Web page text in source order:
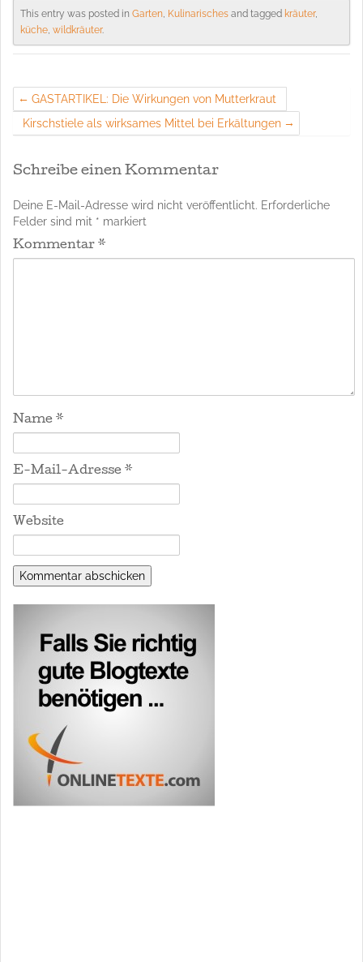
This entry was posted in Garten, Kulinarisches and tagged kräuter,
küche, wildkräuter.
GASTARTIKEL: Die Wirkungen von Mutterkraut
Kirschstiele als wirksames Mittel bei Erkältungen
Schreibe einen Kommentar
Deine E-Mail-Adresse wird nicht veröffentlicht. Erforderliche
Felder sind mit * markiert
Kommentar *
Name *
E-Mail-Adresse *
Website